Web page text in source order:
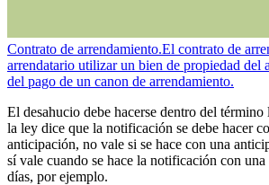
Contrato de arrendamiento.El contrato de
arrendatario utilizar un bien de propiedad del
del pago de un canon de arrendamiento.
El desahucio debe hacerse dentro del
la ley dice que la notificación se debe hacer
anticipación, no vale si se hace con una
sí vale cuando se hace la notificación con
días, por ejemplo.